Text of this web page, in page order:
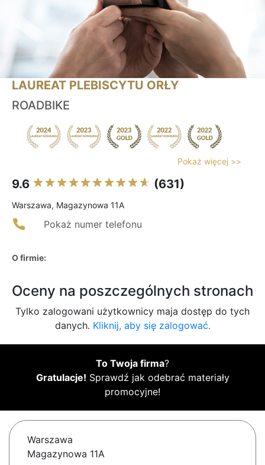
LAUREAT PLEBISCYTU ORŁY
ROADBIKE
Pokaż więcej >>
9.6 (631)
Warszawa, Magazynowa 11A
Pokaż numer telefonu
O firmie:
Oceny na poszczególnych stronach
Tylko zalogowani użytkownicy maja dostęp do tych
danych. Kliknij, aby się zalogować.
To Twoja firma?
Gratulacje! Sprawdź jak odebrać materiały
promocyjne!
Warszawa
Magazynowa 11A